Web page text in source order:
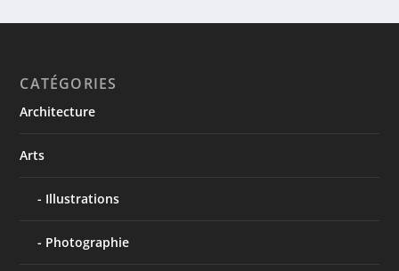
CATÉGORIES
Architecture
Arts
Illustrations
Photographie